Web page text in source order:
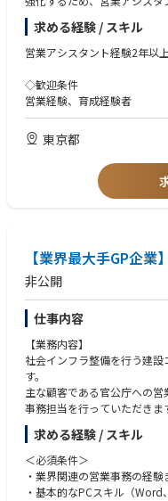
■社内稟議書の受付・内容精
■社内会議の運営事務局
■電話対応、来客対応、郵便
営業チームを支えながら、会
組織づくりにも関わりながら
と考えています。
◾️ 主な業務
〈本ポジションは、単なる事
・一連の営業活動（提案〜受
（具体的には、見積もり作
他受発注に伴う事務業務全般
・新人教育及び、営業アシ
・業務フローの整備や、業務
求める経験 / スキル
営業アシスタント経験2年以
◇歓迎条件
営業経験、育成経験者
東京都
【業界最大手GP企業
非公開
仕事内容
【業務内容】
社会インフラ整備を行う建
す。
主な顧客である官公庁への
事務担当を行っていただきま
公共事業の発注は、官公庁が
す。
日々発信される公共事業の
や受注した案件の契約関連
求める経験 / スキル
＜必須条件＞
・業界関連の営業事務の経
・基本的なPCスキル（Word